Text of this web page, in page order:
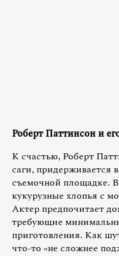
Роберт Паттинсон и
К счастью, Роберт
саги, придерживается
съемочной площадке.
кукурузные хлопья с
Актер предпочитает
требующие
приготовления. Как
что-то «не сложнее